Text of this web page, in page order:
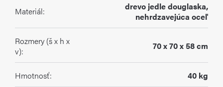
Materiál:
drevo jedle douglaska,
nehrdzavejúca oceľ
Rozmery (š x h x
v): 70 x 70 x 58 cm
Hmotnosť: 40 kg